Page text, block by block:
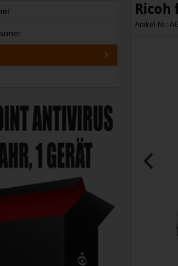
Ricoh
Artikel-Nr.: